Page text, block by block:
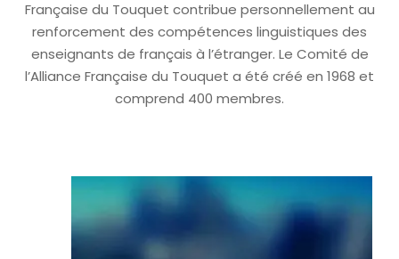
Française du Touquet contribue personnellement au
renforcement des compétences linguistiques des
enseignants de français à l’étranger. Le Comité de
l’Alliance Française du Touquet a été créé en 1968 et
comprend 400 membres.